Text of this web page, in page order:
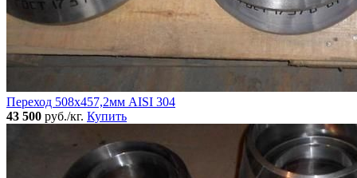
Переход 508х457,2мм AISI 304
43 500 руб./кг. Купить